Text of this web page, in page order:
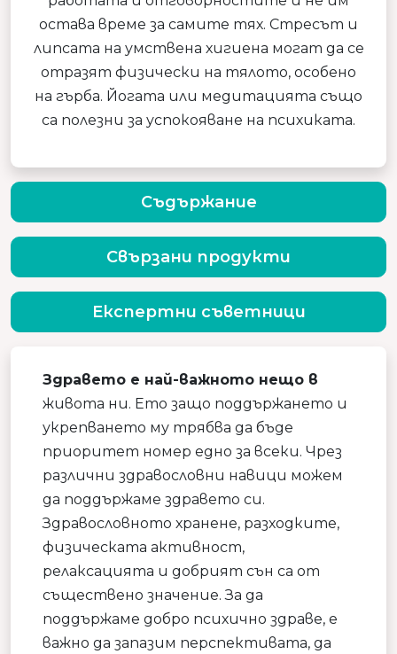
остава време за самите тях. Стресът и
липсата на умствена хигиена могат да се
отразят физически на тялото, особено
на гърба. Йогата или медитацията също
са полезни за успокояване на психиката.
Здравето е най-важното нещо в
живота ни. Ето защо поддържането и
укрепването му трябва да бъде
приоритет номер едно за всеки. Чрез
различни здравословни навици можем
да поддържаме здравето си.
Здравословното хранене, разходките,
физическата активност,
релаксацията и добрият сън са от
съществено значение. За да
поддържаме добро психично здраве, е
важно да запазим перспективата, да
Съдържание
Свързани продукти
Експертни съветници